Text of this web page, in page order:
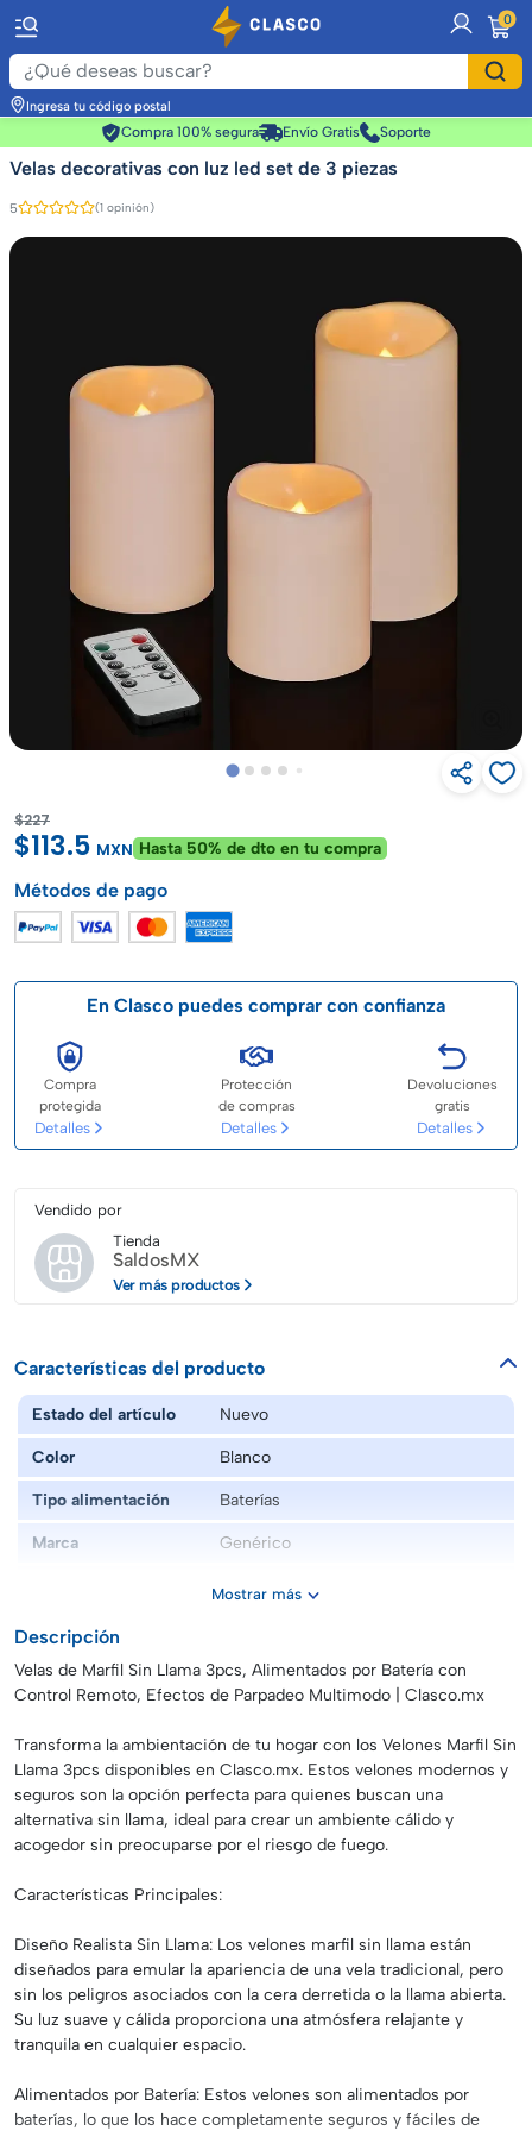
0
Ingresa tu código postal
Compra 100% segura
Envío Gratis Soporte
Velas decorativas con luz led set de 3 piezas
5 (1 opinión)
$227
$113.5 MXN Hasta 50% de dto en tu compra
Métodos de pago
En Clasco puedes comprar con confianza
Compra
protegida
Detalles
Protección
de compras
Detalles
Devoluciones
gratis
Detalles
Vendido por
Tienda
SaldosMX
Ver más productos
Características del producto
Estado del artículo Nuevo
Color Blanco
Tipo alimentación Baterías
Marca Genérico
Velas decorativas con luz led set de
3 piezas
Mostrar más
Descripción
Velas de Marfil Sin Llama 3pcs, Alimentados por Batería con
Control Remoto, Efectos de Parpadeo Multimodo | Clasco.mx
Transforma la ambientación de tu hogar con los Velones Marfil Sin
Llama 3pcs disponibles en Clasco.mx. Estos velones modernos y
seguros son la opción perfecta para quienes buscan una
alternativa sin llama, ideal para crear un ambiente cálido y
acogedor sin preocuparse por el riesgo de fuego.
Características Principales:
Diseño Realista Sin Llama: Los velones marfil sin llama están
diseñados para emular la apariencia de una vela tradicional, pero
sin los peligros asociados con la cera derretida o la llama abierta.
Su luz suave y cálida proporciona una atmósfera relajante y
tranquila en cualquier espacio.
Alimentados por Batería: Estos velones son alimentados por
baterías, lo que los hace completamente seguros y fáciles de